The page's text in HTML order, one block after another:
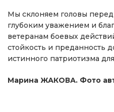
Мы склоняем головы
глубоким уважением и
ветеранам боевых
стойкость и преданность
истинного патриотизма
Марина ЖАКОВА. Фото